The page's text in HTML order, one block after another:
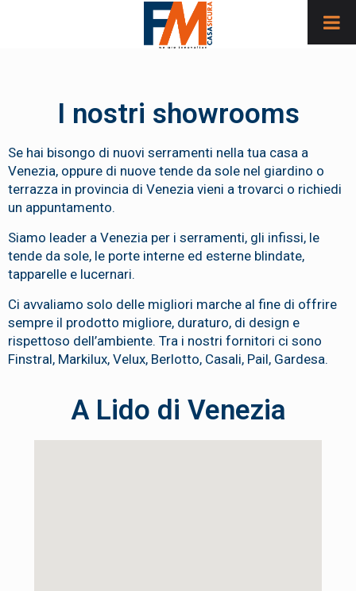
I nostri showrooms
Se hai bisongo di nuovi serramenti nella tua casa a
Venezia, oppure di nuove tende da sole nel giardino o
terrazza in provincia di Venezia vieni a trovarci o richiedi
un appuntamento.
Siamo leader a Venezia per i serramenti, gli infissi, le
tende da sole, le porte interne ed esterne blindate,
tapparelle e lucernari.
Ci avvaliamo solo delle migliori marche al fine di offrire
sempre il prodotto migliore, duraturo, di design e
rispettoso dell’ambiente. Tra i nostri fornitori ci sono
Finstral, Markilux, Velux, Berlotto, Casali, Pail, Gardesa.
A Lido di Venezia